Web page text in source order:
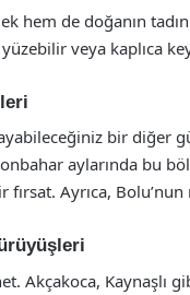
de doğanın
veya kaplıca
bir diğer
aylarında bu
Ayrıca,
Akçakoca, Kaynaşlı